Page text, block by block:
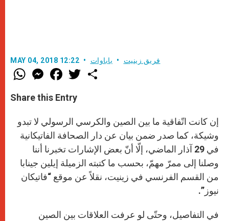
MAY 04, 2018 12:22 فريق زينيت باباوات
W
h
t
s
p
p
M
e
s
e
g
e
r
F
a
e
b
o
k
T
w
r
Share this Entry
إن كانت اتّفاقية ما بين الصين والكرسي الرسولي لا تبدو
وشيكة، كما صدر ضمن بيان عن دار الصحافة الفاتيكانية
في 29 آذار الماضي، إلّا أنّ بعض الإشارات تخبرنا أننا
وصلنا إلى ممرّ مهمّ، بحسب ما كتبته الزميلة إيلين جينابا
من القسم الفرنسي في زينيت، نقلاً عن موقع “فاتيكان
نيوز”.
في التفاصيل، وحتّى لو عرفت العلاقات بين الصين